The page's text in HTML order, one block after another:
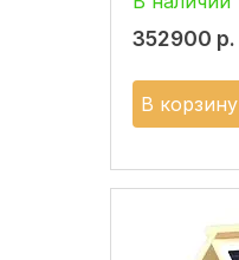
352900 р.
В корзину